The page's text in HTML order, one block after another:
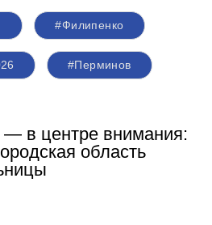
#Филипенко
#Перминов
— в центре внимания:
область